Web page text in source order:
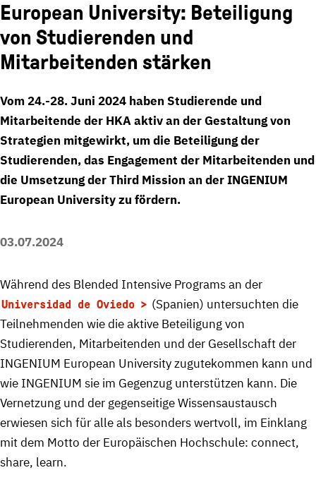
European University: Beteiligung
von Studierenden und
Mitarbeitenden stärken
Vom 24.-28. Juni 2024 haben Studierende und
Mitarbeitende der HKA aktiv an der Gestaltung von
Strategien mitgewirkt, um die Beteiligung der
Studierenden, das Engagement der Mitarbeitenden und
die Umsetzung der Third Mission an der INGENIUM
European University zu fördern.
03.07.2024
Während des Blended Intensive Programs an der
Universidad de Oviedo
(Spanien) untersuchten die
Teilnehmenden wie die aktive Beteiligung von
Studierenden, Mitarbeitenden und der Gesellschaft der
INGENIUM European University zugutekommen kann und
wie INGENIUM sie im Gegenzug unterstützen kann. Die
Vernetzung und der gegenseitige Wissensaustausch
erwiesen sich für alle als besonders wertvoll, im Einklang
mit dem Motto der Europäischen Hochschule: connect,
share, learn.